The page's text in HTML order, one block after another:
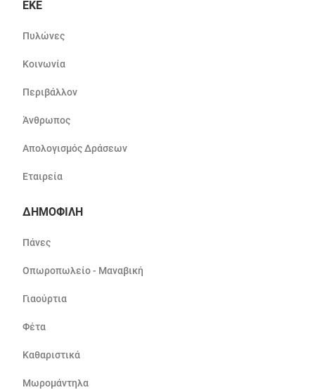
ΕΚΕ
Πυλώνες
Κοινωνία
Περιβάλλον
Άνθρωπος
Απολογισμός Δράσεων
Εταιρεία
ΔΗΜΟΦΙΛΗ
Πάνες
Οπωροπωλείο - Μαναβική
Γιαούρτια
Φέτα
Καθαριστικά
Μωρομάντηλα